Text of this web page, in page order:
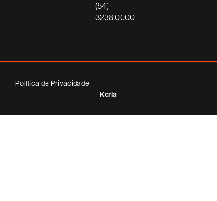
(54)
3238.0000
Política de Privacidade
Koria